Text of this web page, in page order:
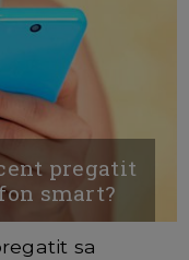
pregatit
smart?
sa